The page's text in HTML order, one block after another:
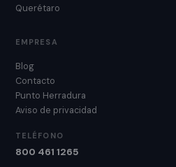
Querétaro
EMPRESA
Blog
Contacto
Punto Herradura
Aviso de privacidad
TELÉFONO
800 461 1265